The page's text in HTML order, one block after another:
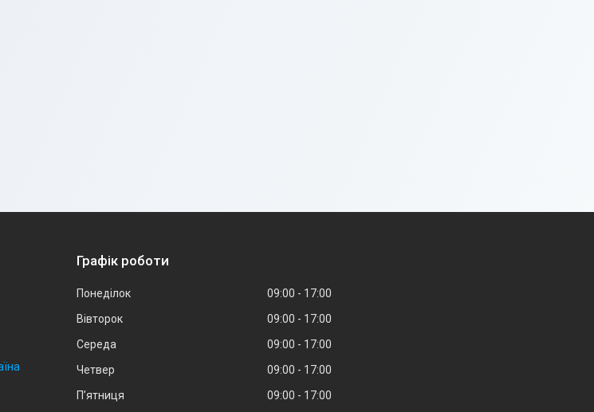
Графік роботи
Понеділок 09:00
17:00
Вівторок
09:00
17:00
Середа
09:00
17:00
Четвер
09:00
17:00
Пʼятниця
09:00 17:00